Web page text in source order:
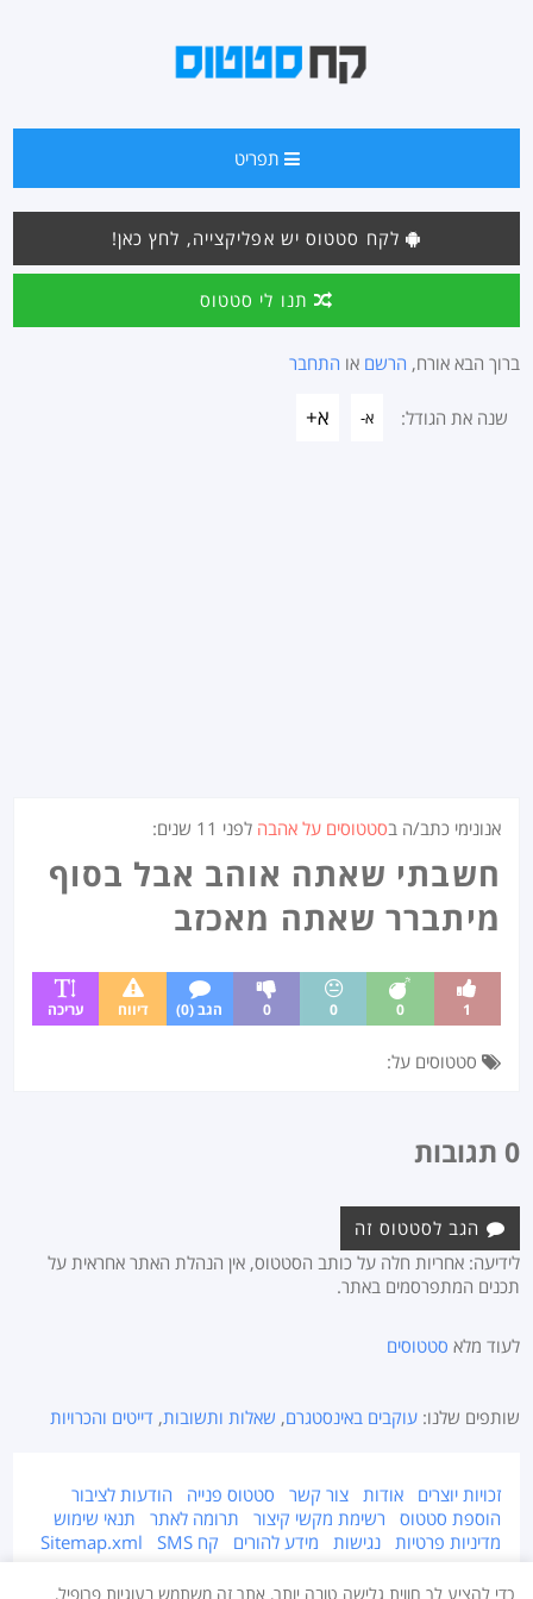
תפריט
לקח סטטוס יש אפליקצייה, לחץ כאן!
תנו לי סטטוס
ברוך הבא אורח, הרשם או התחבר
שנה את הגודל: א- א+
אנונימי כתב/ה בסטטוסים על אהבה לפני 11 שנים :
חשבתי שאתה אוהב אבל בסוף
מיתברר שאתה מאכזב
1
0
0
0 הגב (0) דיווח עריכה
סטטוסים על:
0 תגובות
הגב לסטטוס זה
לידיעה: אחריות חלה על כותב הסטטוס, אין הנהלת האתר אחראית על
תכנים המתפרסמים באתר.
לעוד מלא סטטוסים
שותפים שלנו:עוקבים באינסטגרם, שאלות ותשובות, דייטים והכרויות
זכויות יוצרים אודות צור קשר סטטוס פנייה
הודעות לציבור
הוספת סטטוס
רשימת מקשי קיצור תרומה לאתר
תנאי שימוש
מדיניות פרטיות
נגישות מידע להורים קח SMS Sitemap.xml
אתר זה מוגן על ידי זכויות יוצרים © 2015-2026 Takestatus.net.
כדי להציע לך חווית גלישה טובה יותר, אתר זה משתמש בעוגיות פרופיל,